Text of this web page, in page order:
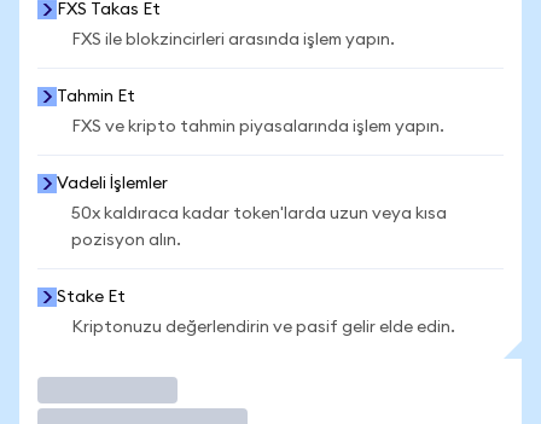
FXS Takas Et
FXS ile blokzincirleri arasında işlem yapın.
Tahmin Et
FXS ve kripto tahmin piyasalarında işlem yapın.
Vadeli İşlemler
50x kaldıraca kadar token'larda uzun veya kısa
pozisyon alın.
Stake Et
Kriptonuzu değerlendirin ve pasif gelir elde edin.